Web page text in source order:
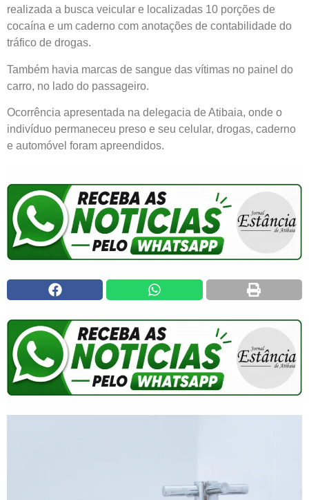
realizada a busca veicular e localizadas 10 porções de
cocaína e um caderno com anotações de contabilidade do
tráfico de drogas.
Também havia marcas de sangue das vítimas no painel do
carro, no lado do passageiro.
Ocorrência apresentada na delegacia de Atibaia, onde o
indivíduo permaneceu preso e seu celular, drogas, caderno
e automóvel foram apreendidos.